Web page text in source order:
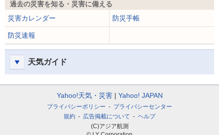
過去の災害を知る・災害に備える
災害カレンダー
防災手帳
防災速報
天気ガイド
Yahoo!天気・災害 Yahoo! JAPAN
プライバシーポリシー
プライバシーセンター
規約
広告掲載について
ヘルプ
(C)アジア航測